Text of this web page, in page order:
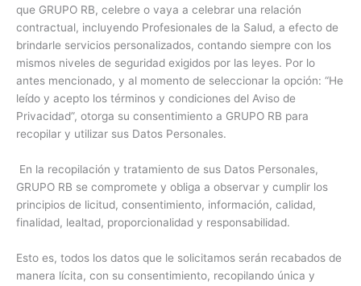
que GRUPO RB, celebre o vaya a celebrar una relación
contractual, incluyendo Profesionales de la Salud, a efecto de
brindarle servicios personalizados, contando siempre con los
mismos niveles de seguridad exigidos por las leyes. Por lo
antes mencionado, y al momento de seleccionar la opción: “He
leído y acepto los términos y condiciones del Aviso de
Privacidad”, otorga su consentimiento a GRUPO RB para
recopilar y utilizar sus Datos Personales.
En la recopilación y tratamiento de sus Datos Personales,
GRUPO RB se compromete y obliga a observar y cumplir los
principios de licitud, consentimiento, información, calidad,
finalidad, lealtad, proporcionalidad y responsabilidad.
Esto es, todos los datos que le solicitamos serán recabados de
manera lícita, con su consentimiento, recopilando única y